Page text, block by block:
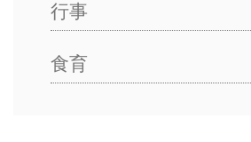
行事
食育